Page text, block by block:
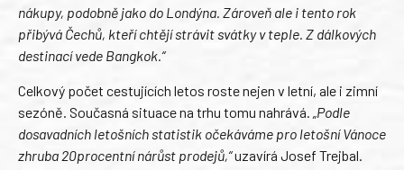
nákupy, podobně jako do Londýna. Zároveň ale i tento rok
přibývá Čechů, kteří chtějí strávit svátky v teple. Z dálkových
destinací vede Bangkok.“
Celkový počet cestujících letos roste nejen v letní, ale i zimní
sezóně. Současná situace na trhu tomu nahrává.
„Podle
dosavadních letošních statistik očekáváme pro letošní Vánoce
zhruba 20procentní nárůst prodejů,“uzavírá Josef Trejbal.